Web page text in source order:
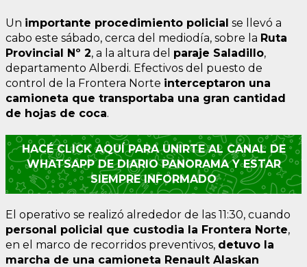
Un importante procedimiento policial se llevó a
cabo este sábado, cerca del mediodía, sobre la Ruta
Provincial Nº 2, a la altura del paraje Saladillo,
departamento Alberdi. Efectivos del puesto de
control de la Frontera Norte interceptaron una
camioneta que transportaba una gran cantidad
de hojas de coca.
HACÉ CLICK AQUÍ PARA UNIRTE AL CANAL DE
WHATSAPP DE DIARIO PANORAMA Y ESTAR
SIEMPRE INFORMADO
El operativo se realizó alrededor de las 11:30, cuando
personal policial que custodia la Frontera Norte,
en el marco de recorridos preventivos, detuvo la
marcha de una camioneta Renault Alaskan